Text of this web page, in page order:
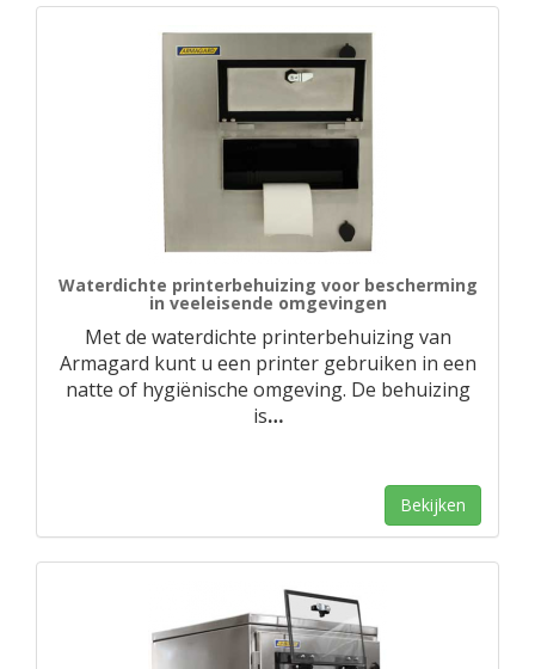
Waterdichte printerbehuizing voor bescherming
in veeleisende omgevingen
Met de waterdichte printerbehuizing van
Armagard kunt u een printer gebruiken in een
natte of hygiënische omgeving. De behuizing
is…
Bekijken